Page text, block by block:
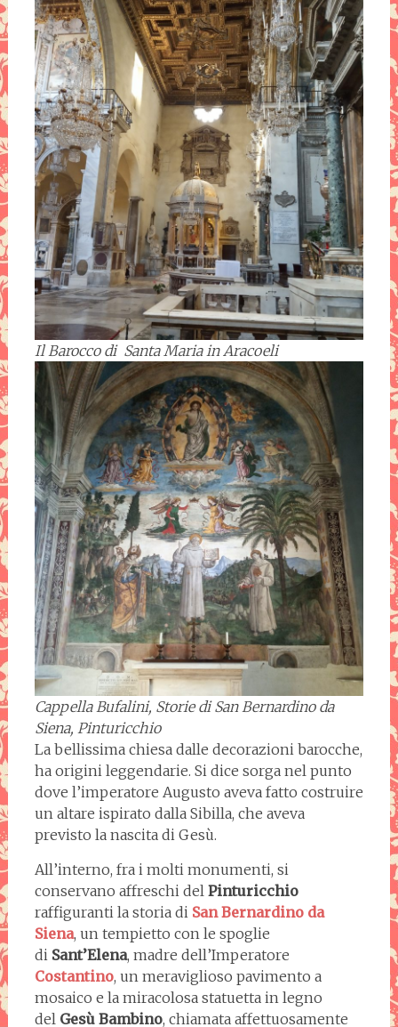
Il Barocco di Santa Maria in Aracoeli
Cappella Bufalini, Storie di San Bernardino da
Siena, Pinturicchio
La bellissima chiesa dalle decorazioni barocche,
ha origini leggendarie. Si dice sorga nel punto
dove l’imperatore Augusto aveva fatto costruire
un altare ispirato dalla Sibilla, che aveva
previsto la nascita di Gesù.
All’interno, fra i molti monumenti, si
conservano affreschi del Pinturicchio
raffiguranti la storia di San Bernardino da
Siena, un tempietto con le spoglie
di Sant’Elena, madre dell’Imperatore
Costantino, un meraviglioso pavimento a
mosaico e la miracolosa statuetta in legno
del Gesù Bambino, chiamata affettuosamente